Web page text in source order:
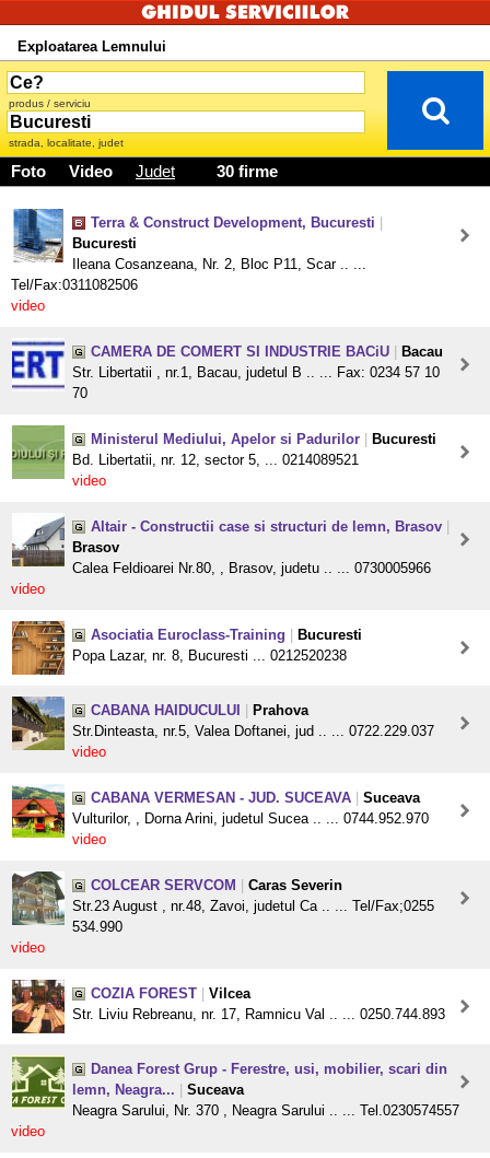
Exploatarea Lemnului
produs / serviciu
strada, localitate, judet
Foto Video Judet 30 firme
Terra & Construct Development, Bucuresti
Bucuresti
Ileana Cosanzeana, Nr. 2, Bloc P11, Scar .. ...
Tel/Fax:0311082506
video
CAMERA DE COMERT SI INDUSTRIE BACiU
Bacau
Str. Libertatii , nr.1, Bacau, judetul B .. ... Fax: 0234 57 10
70
Ministerul Mediului, Apelor si Padurilor
Bucuresti
Bd. Libertatii, nr. 12, sector 5, ... 0214089521
video
Altair - Constructii case si structuri de lemn, Brasov
Brasov
Calea Feldioarei Nr.80, , Brasov, judetu .. ... 0730005966
video
Asociatia Euroclass-Training
Bucuresti
Popa Lazar, nr. 8, Bucuresti ... 0212520238
CABANA HAIDUCULUI
Prahova
Str.Dinteasta, nr.5, Valea Doftanei, jud .. ... 0722.229.037
video
CABANA VERMESAN - JUD. SUCEAVA
Suceava
Vulturilor, , Dorna Arini, judetul Sucea .. ... 0744.952.970
video
COLCEAR SERVCOM
Caras Severin
Str.23 August , nr.48, Zavoi, judetul Ca .. ... Tel/Fax;0255
534.990
video
COZIA FOREST
Vilcea
Str. Liviu Rebreanu, nr. 17, Ramnicu Val .. ... 0250.744.893
Danea Forest Grup - Ferestre, usi, mobilier, scari din
lemn, Neagra...
Suceava
Neagra Sarului, Nr. 370 , Neagra Sarului .. ... Tel.0230574557
video